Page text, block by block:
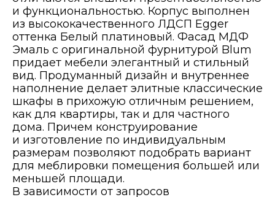
и функциональностью. Корпус выполнен
из высококачественного ЛДСП Egger
оттенка Белый платиновый. Фасад МДФ
Эмаль с оригинальной фурнитурой Blum
придает мебели элегантный и стильный
вид. Продуманный дизайн и внутреннее
наполнение делает элитные классические
шкафы в прихожую отличным решением,
как для квартиры, так и для частного
дома. Причем конструирование
и изготовление по индивидуальным
размерам позволяют подобрать вариант
для меблировки помещения большей или
меньшей площади.
В зависимости от запросов